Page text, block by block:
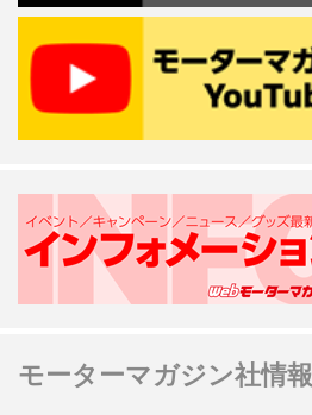
モーターマガジン社情報